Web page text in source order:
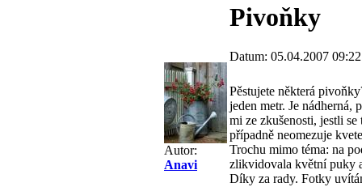
Autor:
Anavi
Pivoňky
Datum: 05.04.2007 09:22
Pěstujete některá
jeden metr. Je nádherná,
mi ze zkušenosti, jestli
případně neomezuje
Trochu mimo téma: na
zlikvidovala květní puky
Díky za rady. Fotky